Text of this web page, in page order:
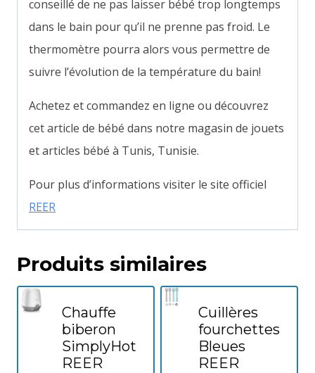
conseillé de ne pas laisser bébé trop longtemps
dans le bain pour qu’il ne prenne pas froid. Le
thermomètre pourra alors vous permettre de
suivre l’évolution de la température du bain!
Achetez et commandez en ligne ou découvrez
cet article de bébé dans notre magasin de jouets
et articles bébé à Tunis, Tunisie.
Pour plus d’informations visiter le site officiel
REER
Produits similaires
Chauffe
biberon
SimplyHot
REER
Cuillères
fourchettes
Bleues
REER